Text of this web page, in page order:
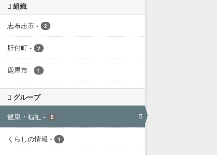
組織
志布志市 - 2
肝付町 - 2
鹿屋市 - 1
グループ
健康・福祉 - 5
くらしの情報 - 1